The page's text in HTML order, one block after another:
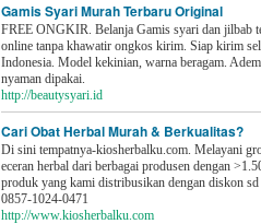
Gamis Syari Murah Terbaru Original
FREE ONGKIR. Belanja Gamis syari dan jilbab
online tanpa khawatir ongkos kirim. Siap kirim
Indonesia. Model kekinian, warna beragam.
nyaman dipakai.
http://beautysyari.id
Cari Obat Herbal Murah & Berkualitas?
Di sini tempatnya-kiosherbalku.com. Melayani
eceran herbal dari berbagai produsen dengan
produk yang kami distribusikan dengan diskon
0857-1024-0471
http://www.kiosherbalku.com